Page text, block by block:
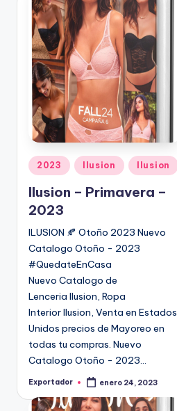
c
a
d
p
o
P
l
c
a
d
o
e
n
2023 Ilusion Ilusion
Ilusion – Primavera –
2023
ILUSION 🍂 Otoño 2023 Nuevo
Catalogo Otoño - 2023
#QuedateEnCasa
Nuevo Catalogo de
Lenceria Ilusion, Ropa
Interior Ilusion, Venta en Estados
Unidos precios de Mayoreo en
todas tu compras. Nuevo
Catalogo Otoño - 2023…
P
b
Exportador enero 24, 2023